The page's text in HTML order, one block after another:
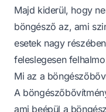
Majd kiderül, hogy
böngésző az, ami
esetek nagy
feleslegesen
Mi az a
A
ami beépül a